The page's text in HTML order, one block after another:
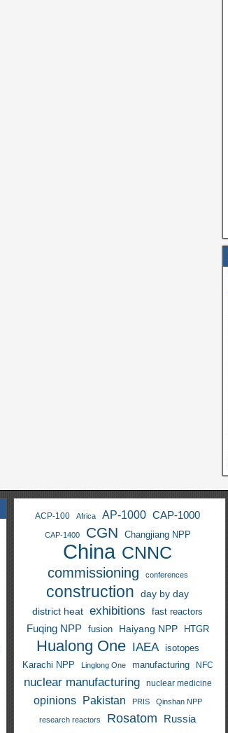
ACP-100 Africa AP-1000 CAP-1000
CAP-1400 CGN Changjiang NPP
China CNNC
commissioning conferences
construction
day by day
district heat
exhibitions fast reactors
Fuqing NPP fusion Haiyang NPP HTGR
Hualong One IAEA
isotopes
Karachi NPP
Linglong One manufacturing NFC
nuclear manufacturing nuclear medicine
opinions Pakistan PRIS Qinshan NPP
research reactors Rosatom
Russia